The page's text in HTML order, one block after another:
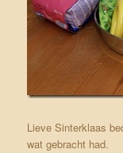
Lieve Sinterklaas
wat gebracht had.